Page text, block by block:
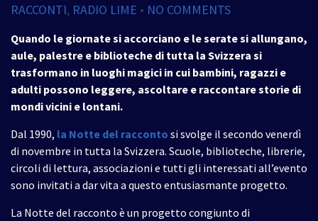
RACCONTI, RADIO LIME • NO COMMENTS
Quando le giornate si accorciano e le serate si allungano,
aule, palestre e biblioteche di tutta la Svizzera si
trasformano in luoghi magici in cui bambini, ragazzi e
adulti possono leggere, ascoltare e raccontare storie di
mondi vicini e lontani.
Dal 1990, la Notte del racconto si svolge il secondo venerdì
di novembre in tutta la Svizzera. Scuole, biblioteche, librerie,
circoli di lettura, associazioni e tutti gli interessati all’evento
sono invitati a dar vita a questo entusiasmante progetto.
La Notte del racconto è un progetto congiunto di